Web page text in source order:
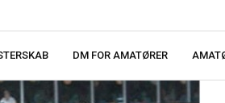
DM FOR AMATØRER